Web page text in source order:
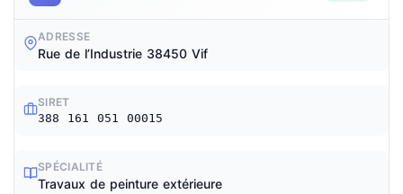
ADRESSE
Rue de l’Industrie 38450 Vif
SIRET
388 161 051 00015
SPÉCIALITÉ
Travaux de peinture extérieure